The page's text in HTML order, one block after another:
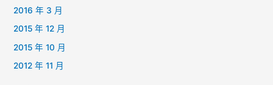
2016 年 3 月
2015 年 12 月
2015 年 10 月
2012 年 11 月